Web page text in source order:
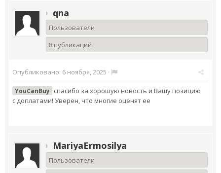
qna
Пользователи
8 публикаций
Опубликовано: 6 ноября, 2025 ·
YouCanBuy
спасибо за хорошую новость и Вашу позицию
с доплатами! Уверен, что многие оценят ее
MariyaErmosilya
Пользователи